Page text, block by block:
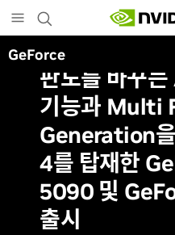
to
main
content
GeForce
판도를 바꾸
기능과 Multi
Generation
4를 탑재한
5090 및
출시